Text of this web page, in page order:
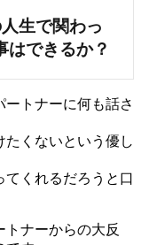
生で関わっ
はできるか？
トナーに何も話さ
たくないという優し
てくれるだろうと口
トナーからの大反